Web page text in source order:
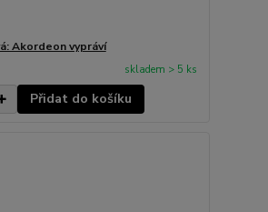
Akordeon vypráví
skladem > 5 ks
Přidat do košíku